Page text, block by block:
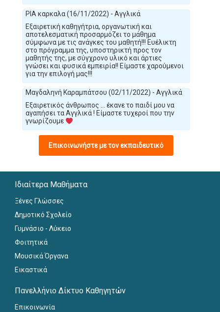
ΡΙΑ καρκαλα (16/11/2022) - Αγγλικά
Εξαιρετική καθηγήτρια, οργανωτική και
αποτελεσματική προσαρμόζει το μάθημα
σύμφωνα με τις ανάγκες του μαθητή!!! Ευέλικτη
στο πρόγραμμα της, υποστηρικτή προς τον
μαθητής της, με σύγχρονο υλικό και άρτιες
γνώσει και φυσικά εμπειρία!! Είμαστε χαρούμενοι
για την επιλογή μας!!!
Μαγδαληνή Καραμπάτσου (02/11/2022) - Αγγλικά
Εξαιρετικός άνθρωπος ... έκανε το παιδί μου να
αγαπήσει τα Αγγλικά ! Είμαστε τυχεροί που την
γνωρίζουμε
Επικοινωνήστε με τον εκπαιδευτικό
Ιδιαίτερα Μαθήματα
Ξένες Γλώσσες
Δημοτικό Σχολείο
Γυμνάσιο - Λύκειο
Φοιτητικά
Μουσικά Όργανα
Εικαστικά
Πανελλήνιο Δίκτυο Καθηγητών
Επικοινωνία